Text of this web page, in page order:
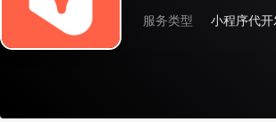
服务类型
小程序代